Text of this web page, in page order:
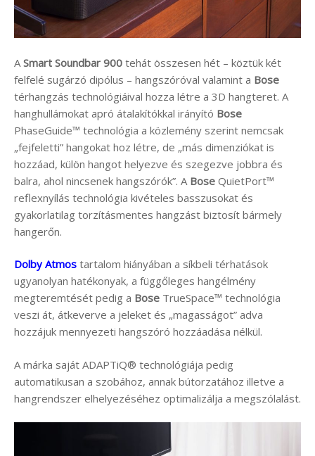
A Smart Soundbar 900 tehát összesen hét – köztük két
felfelé sugárzó dipólus – hangszóróval valamint a Bose
térhangzás technológiáival hozza létre a 3D hangteret. A
hanghullámokat apró átalakítókkal irányító Bose
PhaseGuide™ technológia a közlemény szerint nemcsak
„fejfeletti” hangokat hoz létre, de „más dimenziókat is
hozzáad, külön hangot helyezve és szegezve jobbra és
balra, ahol nincsenek hangszórók”. A Bose QuietPort™
reflexnyílás technológia kivételes basszusokat és
gyakorlatilag torzításmentes hangzást biztosít bármely
hangerőn.
Dolby Atmos tartalom hiányában a síkbeli térhatások
ugyanolyan hatékonyak, a függőleges hangélmény
megteremtését pedig a Bose TrueSpace™ technológia
veszi át, átkeverve a jeleket és „magasságot” adva
hozzájuk mennyezeti hangszóró hozzáadása nélkül.
A márka saját ADAPTiQ® technológiája pedig
automatikusan a szobához, annak bútorzatához illetve a
hangrendszer elhelyezéséhez optimalizálja a megszólalást.